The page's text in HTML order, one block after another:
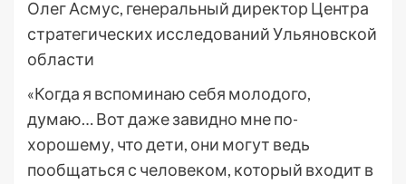
Олег Асмус, генеральный директор Центра
стратегических исследований Ульяновской
области
«Когда я вспоминаю себя молодого,
думаю… Вот даже завидно мне по-
хорошему, что дети, они могут ведь
пообщаться с человеком, который входит в